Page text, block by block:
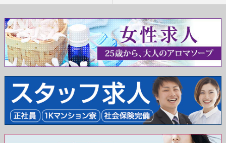
総額料金×2となります。
詳しい金額につきましてはお気軽にお問い合わせくださ
い。
ご予約について
一覧ページよりハートマーク
のあるキャストをお